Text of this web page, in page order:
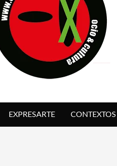
EN EXVITA [RELATIVA
INTERPRETANDO A SERRAT
DE ARMONÍA
[DESCASADA]
EXPRESARTE CONTEXTOS